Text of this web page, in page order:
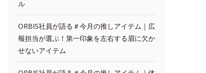
ル
ORBIS社員が語る＃今月の推しアイテム｜広
報担当が選ぶ！第一印象を左右する眉に欠か
せないアイテム